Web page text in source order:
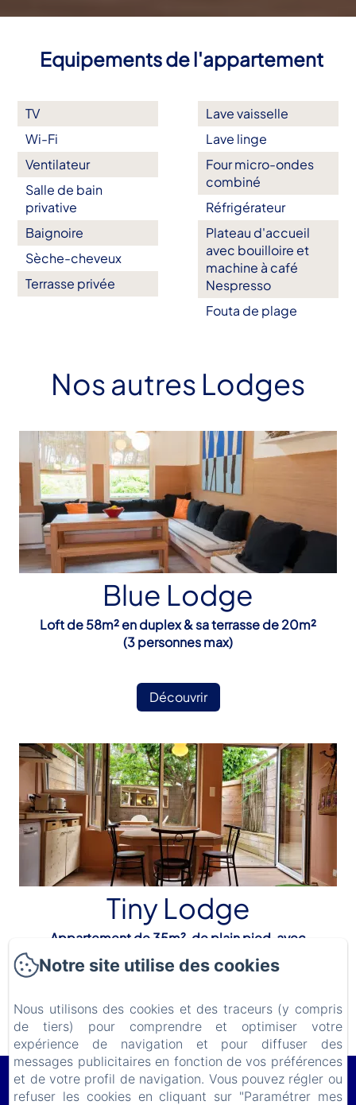
Equipements de l'appartement
TV
Wi-Fi
Ventilateur
Salle de bain
privative
Baignoire
Sèche-cheveux
Terrasse privée
Lave vaisselle
Lave linge
Four micro-ondes
combiné
Réfrigérateur
Plateau d'accueil
avec bouilloire et
machine à café
Nespresso
Fouta de plage
Nos autres Lodges
Blue Lodge
Loft de 58m² en duplex & sa terrasse de 20m²
(3 personnes max)
Découvrir
Tiny Lodge
Appartement de 35m², de plain pied, avec
double terrasse de 20m² (2 à 3 personnes max.)
Découvrir
Le Lodge du Cap Ferret
Notre site utilise des cookies
Nous utilisons des cookies et des traceurs (y compris
de tiers) pour comprendre et optimiser votre
expérience de navigation et pour diffuser des
messages publicitaires en fonction de vos préférences
et de votre profil de navigation. Vous pouvez régler ou
refuser les cookies en cliquant sur "Paramétrer mes